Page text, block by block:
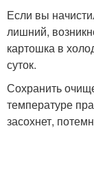
Если вы
лишний,
картошка в
суток.
Сохранить
температуре
засохнет,